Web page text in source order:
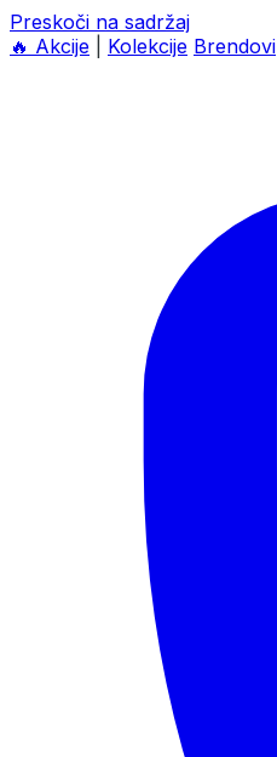
Preskoči na sadržaj
🔥 Akcije Kolekcije Brendovi